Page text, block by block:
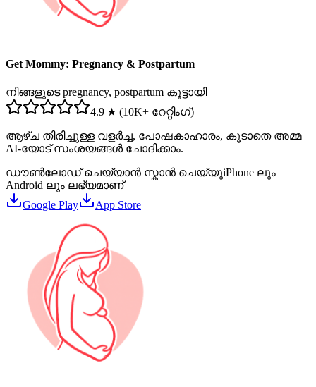
Get Mommy: Pregnancy & Postpartum
നിങ്ങളുടെ pregnancy, postpartum കൂട്ടായി
4.9 ★ (10K+ റേറ്റിംഗ്)
ആഴ്ച തിരിച്ചുള്ള വളർച്ച, പോഷകാഹാരം, കൂടാതെ അമ്മ
AI-യോട് സംശയങ്ങൾ ചോദിക്കാം.
ഡൗൺലോഡ് ചെയ്യാൻ സ്കാൻ ചെയ്യൂiPhone ലും
Android ലും ലഭ്യമാണ്
Google Play
App Store